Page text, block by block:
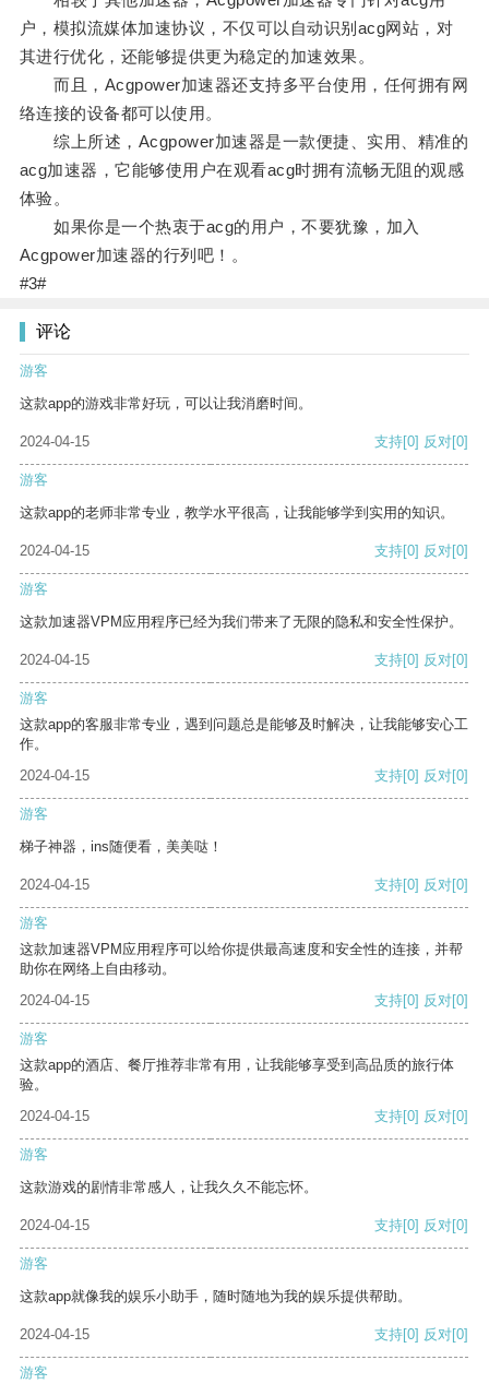
户，模拟流媒体加速协议，不仅可以自动识别acg网站，对
其进行优化，还能够提供更为稳定的加速效果。
而且，Acgpower加速器还支持多平台使用，任何拥有网
络连接的设备都可以使用。
综上所述，Acgpower加速器是一款便捷、实用、精准的
acg加速器，它能够使用户在观看acg时拥有流畅无阻的观感
体验。
如果你是一个热衷于acg的用户，不要犹豫，加入
Acgpower加速器的行列吧！。
#3#
评论
游客
这款app的游戏非常好玩，可以让我消磨时间。
2024-04-15 支持[0] 反对[0]
游客
这款app的老师非常专业，教学水平很高，让我能够学到实用的知识。
2024-04-15 支持[0] 反对[0]
游客
这款加速器VPM应用程序已经为我们带来了无限的隐私和安全性保护。
2024-04-15 支持[0] 反对[0]
游客
这款app的客服非常专业，遇到问题总是能够及时解决，让我能够安心工
作。
2024-04-15
支持[0] 反对[0]
游客
梯子神器，ins随便看，美美哒！
2024-04-15 支持[0] 反对[0]
游客
这款加速器VPM应用程序可以给你提供最高速度和安全性的连接，并帮
助你在网络上自由移动。
2024-04-15
支持[0] 反对[0]
游客
这款app的酒店、餐厅推荐非常有用，让我能够享受到高品质的旅行体
验。
2024-04-15
支持[0] 反对[0]
游客
这款游戏的剧情非常感人，让我久久不能忘怀。
2024-04-15 支持[0] 反对[0]
游客
这款app就像我的娱乐小助手，随时随地为我的娱乐提供帮助。
2024-04-15 支持[0] 反对[0]
游客